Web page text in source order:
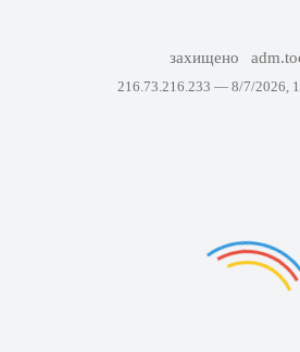
захищено
216.73.216.233 — 8/7/2026,